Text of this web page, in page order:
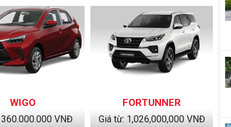
WIGO
360.000.000VNĐ
FORTUNNER
Giá từ: 1,026,000,000VNĐ